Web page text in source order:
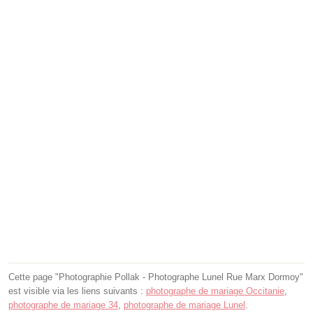
Cette page "Photographie Pollak - Photographe Lunel Rue Marx Dormoy"
est visible via les liens suivants : photographe de mariage Occitanie
photographe de mariage 34 photographe de mariage Lunel